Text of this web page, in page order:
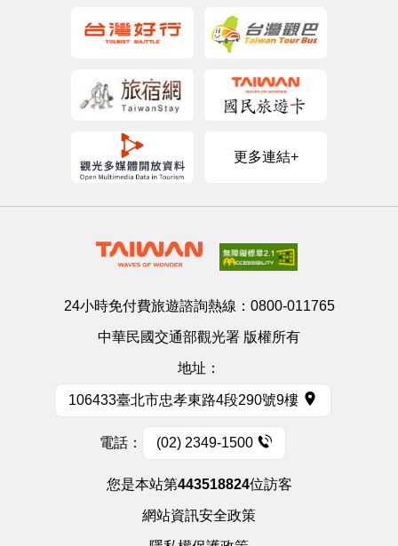
更多連結+
24小時免付費旅遊諮詢熱線： 0800-011765
中華民國交通部觀光署 版權所有
地址：
106433臺北市忠孝東路4段290號9樓
電話： (02) 2349-1500
您是本站第443518824位訪客
網站資訊安全政策